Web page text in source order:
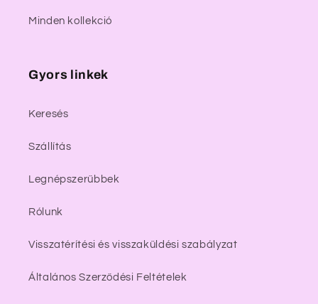
Minden kollekció
Gyors linkek
Keresés
Szállítás
Legnépszerűbbek
Rólunk
Visszatérítési és visszaküldési szabályzat
Általános Szerződési Feltételek